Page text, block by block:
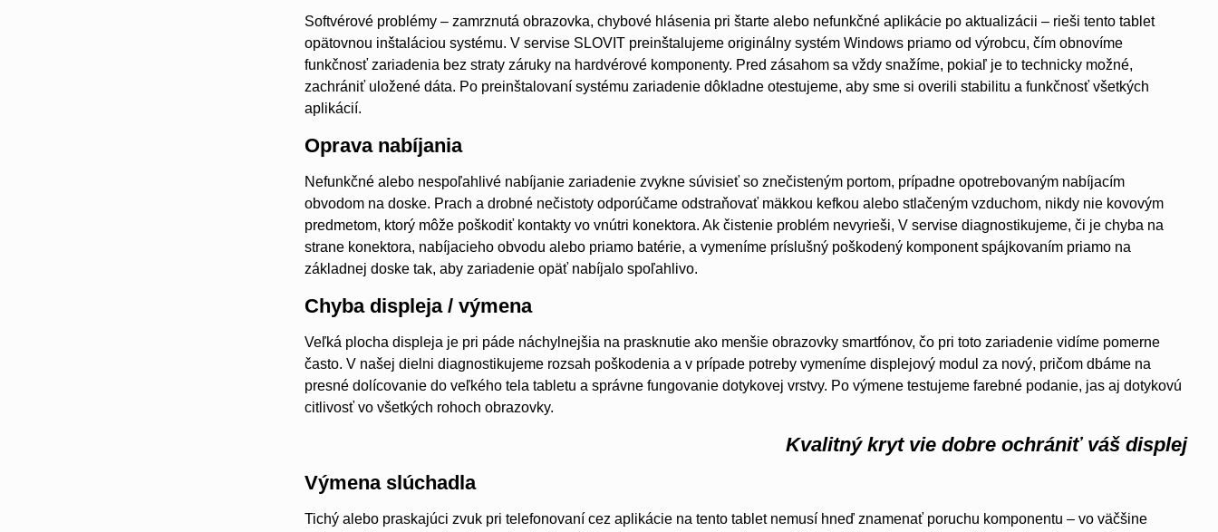
Softvérové problémy – zamrznutá obrazovka, chybové hlásenia pri štarte alebo nefunkčné aplikácie po aktualizácii – rieši tento tablet
opätovnou inštaláciou systému. V servise SLOVIT preinštalujeme originálny systém Windows priamo od výrobcu, čím obnovíme
funkčnosť zariadenia bez straty záruky na hardvérové komponenty. Pred zásahom sa vždy snažíme, pokiaľ je to technicky možné,
zachrániť uložené dáta. Po preinštalovaní systému zariadenie dôkladne otestujeme, aby sme si overili stabilitu a funkčnosť všetkých
aplikácií.
Oprava nabíjania
Nefunkčné alebo nespoľahlivé nabíjanie zariadenie zvykne súvisieť so znečisteným portom, prípadne opotrebovaným nabíjacím
obvodom na doske. Prach a drobné nečistoty odporúčame odstraňovať mäkkou kefkou alebo stlačeným vzduchom, nikdy nie kovovým
predmetom, ktorý môže poškodiť kontakty vo vnútri konektora. Ak čistenie problém nevyrieši, V servise diagnostikujeme, či je chyba na
strane konektora, nabíjacieho obvodu alebo priamo batérie, a vymeníme príslušný poškodený komponent spájkovaním priamo na
základnej doske tak, aby zariadenie opäť nabíjalo spoľahlivo.
Chyba displeja / výmena
Veľká plocha displeja je pri páde náchylnejšia na prasknutie ako menšie obrazovky smartfónov, čo pri toto zariadenie vidíme pomerne
často. V našej dielni diagnostikujeme rozsah poškodenia a v prípade potreby vymeníme displejový modul za nový, pričom dbáme na
presné dolícovanie do veľkého tela tabletu a správne fungovanie dotykovej vrstvy. Po výmene testujeme farebné podanie, jas aj dotykovú
citlivosť vo všetkých rohoch obrazovky.
Kvalitný kryt vie dobre ochrániť váš displej
Výmena slúchadla
Tichý alebo praskajúci zvuk pri telefonovaní cez aplikácie na tento tablet nemusí hneď znamenať poruchu komponentu – vo väčšine